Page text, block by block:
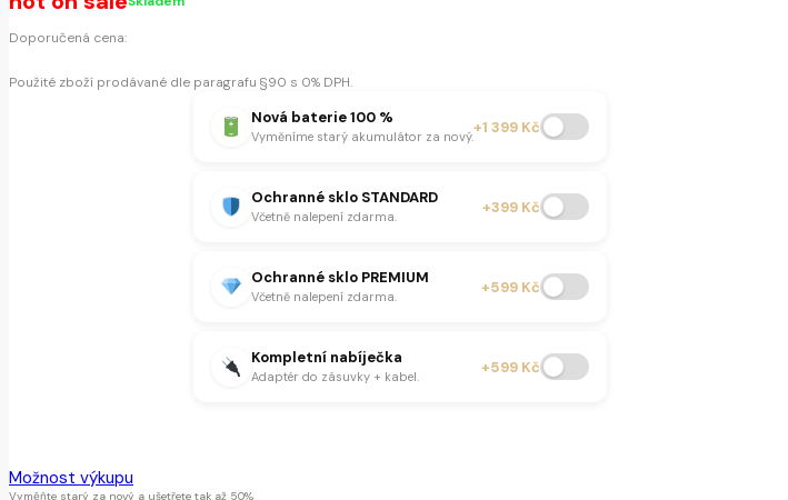
Doporučená cena:
Použité zboží prodávané dle paragrafu §90 s 0% DPH.
Nová baterie 100 %
Vyměníme starý akumulátor za nový.+1 399 Kč
Ochranné sklo STANDARD
Včetně nalepení zdarma. +399 Kč
Ochranné sklo PREMIUM
Včetně nalepení zdarma. +599 Kč
Kompletní nabíječka
Adaptér do zásuvky + kabel. +599 Kč
Možnost výkupu
Vyměňte starý za nový a ušetřete tak až 50%